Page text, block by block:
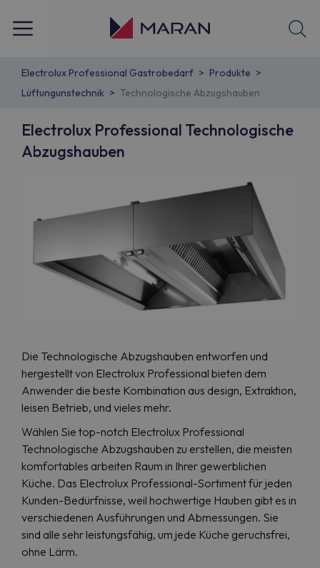
Electrolux Professional Gastrobedarf
Produkte
Lüftungunstechnik
Technologische Abzugshauben
Electrolux Professional Technologische
Abzugshauben
Die Technologische Abzugshauben entworfen und
hergestellt von Electrolux Professional bieten dem
Anwender die beste Kombination aus design, Extraktion,
leisen Betrieb, und vieles mehr.
Wählen Sie top-notch Electrolux Professional
Technologische Abzugshauben zu erstellen, die meisten
komfortables arbeiten Raum in Ihrer gewerblichen
Küche. Das Electrolux Professional-Sortiment für jeden
Kunden-Bedürfnisse, weil hochwertige Hauben gibt es in
verschiedenen Ausführungen und Abmessungen. Sie
sind alle sehr leistungsfähig, um jede Küche geruchsfrei,
ohne Lärm.